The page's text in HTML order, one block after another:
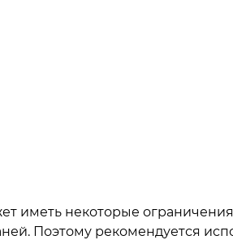
иметь некоторые
Поэтому рекомендуется